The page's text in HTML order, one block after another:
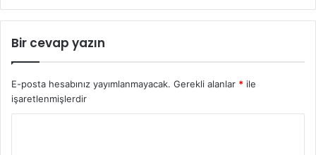
Bir cevap yazın
E-posta hesabınız yayımlanmayacak. Gerekli alanlar * ile
işaretlenmişlerdir